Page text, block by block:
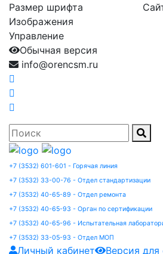
Размер шрифта
Изображения
Управление
Обычная версия
info@orencsm.ru
+7 (3532) 601-601 - Горячая линия
+7 (3532) 33-00-76 - Отдел стандартизации
+7 (3532) 40-65-89 - Отдел ремонта
+7 (3532) 40-65-93 - Орган по сертификации
+7 (3532) 40-65-96 - Испытательная
+7 (3532) 33-05-93 - Отдел МОП
Личный кабинет
Версия